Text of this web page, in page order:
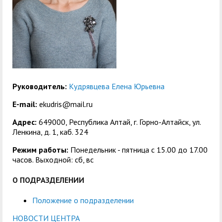
служением»
академического
отпуска обучающимся
Руководитель: Кудрявцева Елена Юрьевна
E-mail: ekudris@mail.ru
Адрес: 649000, Республика Алтай, г. Горно-Алтайск, ул.
Ленкина, д. 1, каб. 324
Режим работы: Понедельник - пятница с 15.00 до 17.00
часов. Выходной: сб, вс
О ПОДРАЗДЕЛЕНИИ
Положение о подразделении
НОВОСТИ ЦЕНТРА